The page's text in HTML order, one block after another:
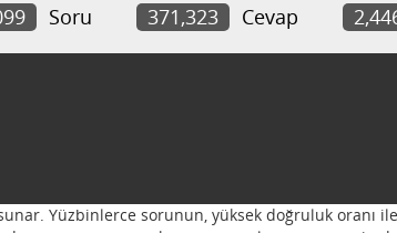
Soru 371,323 Cevap
Yüzbinlerce sorunun, yüksek doğruluk oranı